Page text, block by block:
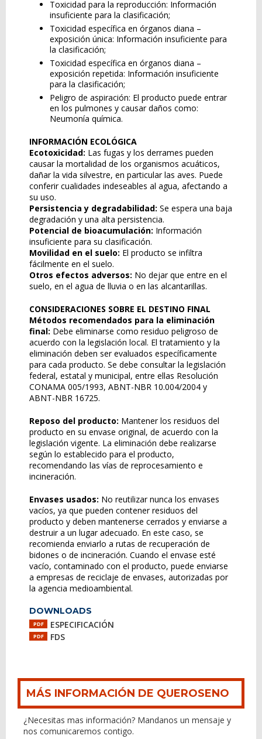
Toxicidad para la reproducción: Información
insuficiente para la clasificación;
Toxicidad específica en órganos diana –
exposición única: Información insuficiente para
la clasificación;
Toxicidad específica en órganos diana –
exposición repetida: Información insuficiente
para la clasificación;
Peligro de aspiración: El producto puede entrar
en los pulmones y causar daños como:
Neumonía química.
INFORMACIÓN ECOLÓGICA
Ecotoxicidad: Las fugas y los derrames pueden
causar la mortalidad de los organismos acuáticos,
dañar la vida silvestre, en particular las aves. Puede
conferir cualidades indeseables al agua, afectando a
su uso.
Persistencia y degradabilidad: Se espera una baja
degradación y una alta persistencia.
Potencial de bioacumulación: Información
insuficiente para su clasificación.
Movilidad en el suelo: El producto se infiltra
fácilmente en el suelo.
Otros efectos adversos: No dejar que entre en el
suelo, en el agua de lluvia o en las alcantarillas.
CONSIDERACIONES SOBRE EL DESTINO FINAL
Métodos recomendados para la eliminación
final: Debe eliminarse como residuo peligroso de
acuerdo con la legislación local. El tratamiento y la
eliminación deben ser evaluados específicamente
para cada producto. Se debe consultar la legislación
federal, estatal y municipal, entre ellas Resolución
CONAMA 005/1993, ABNT-NBR 10.004/2004 y
ABNT-NBR 16725.
Reposo del producto: Mantener los residuos del
producto en su envase original, de acuerdo con la
legislación vigente. La eliminación debe realizarse
según lo establecido para el producto,
recomendando las vías de reprocesamiento e
incineración.
Envases usados: No reutilizar nunca los envases
vacíos, ya que pueden contener residuos del
producto y deben mantenerse cerrados y enviarse a
destruir a un lugar adecuado. En este caso, se
recomienda enviarlo a rutas de recuperación de
bidones o de incineración. Cuando el envase esté
vacío, contaminado con el producto, puede enviarse
a empresas de reciclaje de envases, autorizadas por
la agencia medioambiental.
DOWNLOADS
PDF ESPECIFICACIÓN
PDF FDS
MÁS INFORMACIÓN DE QUEROSENO
¿Necesitas mas información? Mandanos un mensaje y
nos comunicaremos contigo.